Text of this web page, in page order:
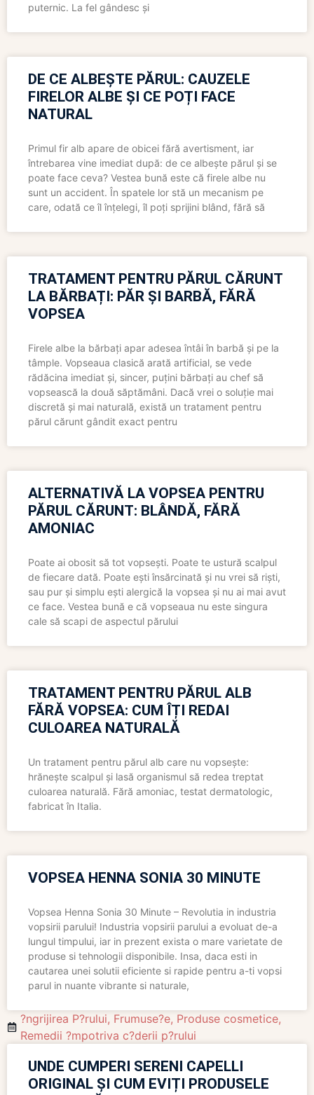
puternic. La fel gândesc și
DE CE ALBEȘTE PĂRUL: CAUZELE
FIRELOR ALBE ȘI CE POȚI FACE
NATURAL
Primul fir alb apare de obicei fără avertisment, iar
întrebarea vine imediat după: de ce albește părul și se
poate face ceva? Vestea bună este că firele albe nu
sunt un accident. În spatele lor stă un mecanism pe
care, odată ce îl înțelegi, îl poți sprijini blând, fără să
TRATAMENT PENTRU PĂRUL CĂRUNT
LA BĂRBAȚI: PĂR ȘI BARBĂ, FĂRĂ
VOPSEA
Firele albe la bărbați apar adesea întâi în barbă și pe la
tâmple. Vopseaua clasică arată artificial, se vede
rădăcina imediat și, sincer, puțini bărbați au chef să
vopsească la două săptămâni. Dacă vrei o soluție mai
discretă și mai naturală, există un tratament pentru
părul cărunt gândit exact pentru
ALTERNATIVĂ LA VOPSEA PENTRU
PĂRUL CĂRUNT: BLÂNDĂ, FĂRĂ
AMONIAC
Poate ai obosit să tot vopsești. Poate te ustură scalpul
de fiecare dată. Poate ești însărcinată și nu vrei să riști,
sau pur și simplu ești alergică la vopsea și nu ai mai avut
ce face. Vestea bună e că vopseaua nu este singura
cale să scapi de aspectul părului
TRATAMENT PENTRU PĂRUL ALB
FĂRĂ VOPSEA: CUM ÎȚI REDAI
CULOAREA NATURALĂ
Un tratament pentru părul alb care nu vopsește:
hrănește scalpul și lasă organismul să redea treptat
culoarea naturală. Fără amoniac, testat dermatologic,
fabricat în Italia.
VOPSEA HENNA SONIA 30 MINUTE
Vopsea Henna Sonia 30 Minute – Revolutia in industria
vopsirii parului! Industria vopsirii parului a evoluat de-a
lungul timpului, iar in prezent exista o mare varietate de
produse si tehnologii disponibile. Insa, daca esti in
cautarea unei solutii eficiente si rapide pentru a-ti vopsi
parul in nuante vibrante si naturale,
?ngrijirea P?rului, Frumuse?e, Produse cosmetice,
Remedii ?mpotriva c?derii p?rului
UNDE CUMPERI SERENI CAPELLI
ORIGINAL ȘI CUM EVIȚI PRODUSELE